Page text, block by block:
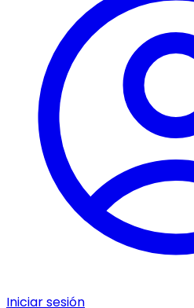
Iniciar sesión